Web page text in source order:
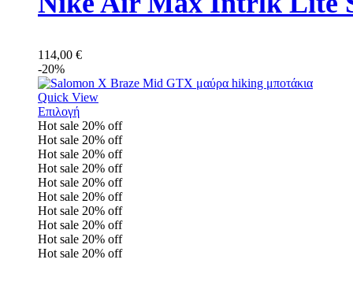
114,00 €
-20%
Quick View
Επιλογή
Hot sale 20% off
Hot sale 20% off
Hot sale 20% off
Hot sale 20% off
Hot sale 20% off
Hot sale 20% off
Hot sale 20% off
Hot sale 20% off
Hot sale 20% off
Hot sale 20% off